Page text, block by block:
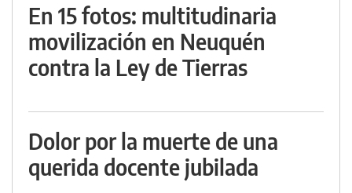
En 15 fotos: multitudinaria
movilización en Neuquén
contra la Ley de Tierras
Dolor por la muerte de una
querida docente jubilada